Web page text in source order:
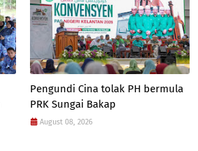
Pengundi Cina tolak PH bermula
PRK Sungai Bakap
August 08, 2026